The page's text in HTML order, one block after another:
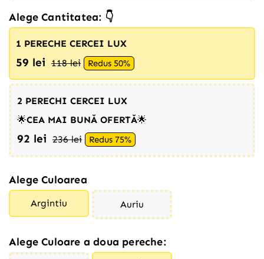
Alege Cantitatea: 👇
1 PERECHE CERCEI LUX
59 lei 118 lei Redus 50%
2 PERECHI CERCEI LUX
🌟CEA MAI BUNĂ OFERTĂ🌟
92 lei 236 lei Redus 75%
Alege Culoarea
Argintiu Auriu
Alege Culoare a doua pereche: